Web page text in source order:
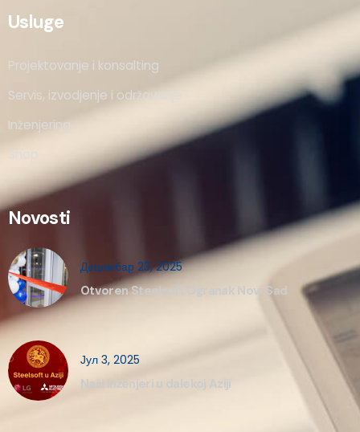
Usluge
Projektovanje i konsalting
Servis, izvodjenje i održavanje
Inženjering
Shop
Novosti
Децембар 23, 2025
Otvoren Steelsoft Ogranak Novi Sad
Јул 3, 2025
Naši inženjeri u dalekoj Aziji